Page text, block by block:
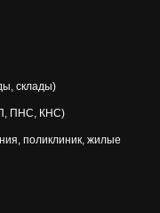
склады)
ПНС, КНС)
поликлиник, жилые